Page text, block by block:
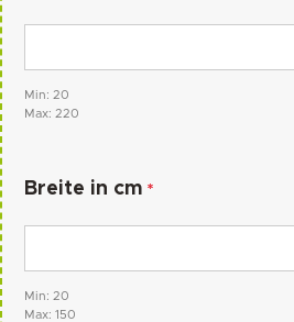
Min: 20
Max: 220
Breite in cm *
Min: 20
Max: 150